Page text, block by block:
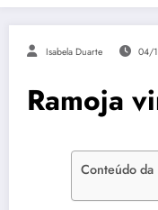
Isabela Duarte 04/
Ramoja
Conteúdo da